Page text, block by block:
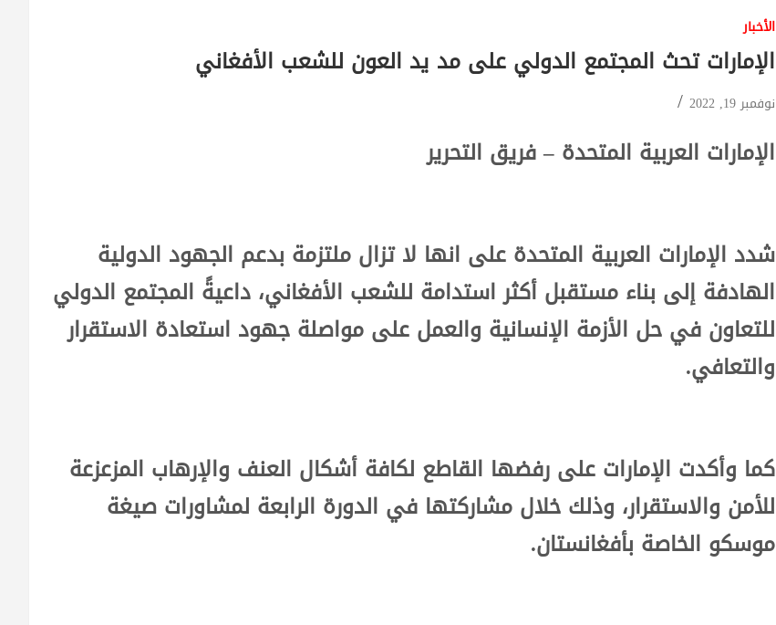
الأخبار
الإمارات تحث المجتمع الدولي على مد يد العون للشعب الأفغاني
نوفمبر 19, 2022
الإمارات العربية المتحدة – فريق التحرير
شدد الإمارات العربية المتحدة على انها لا تزال ملتزمة بدعم الجهود الدولية
الهادفة إلى بناء مستقبل أكثر استدامة للشعب الأفغاني، داعيةً المجتمع الدولي
للتعاون في حل الأزمة الإنسانية والعمل على مواصلة جهود استعادة الاستقرار
والتعافي.
كما وأكدت الإمارات على رفضها القاطع لكافة أشكال العنف والإرهاب المزعزعة
للأمن والاستقرار، وذلك خلال مشاركتها في الدورة الرابعة لمشاورات صيغة
موسكو الخاصة بأفغانستان.